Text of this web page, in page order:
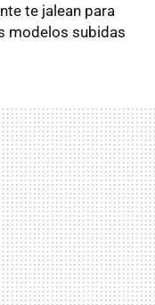
te jalean para
modelos subidas